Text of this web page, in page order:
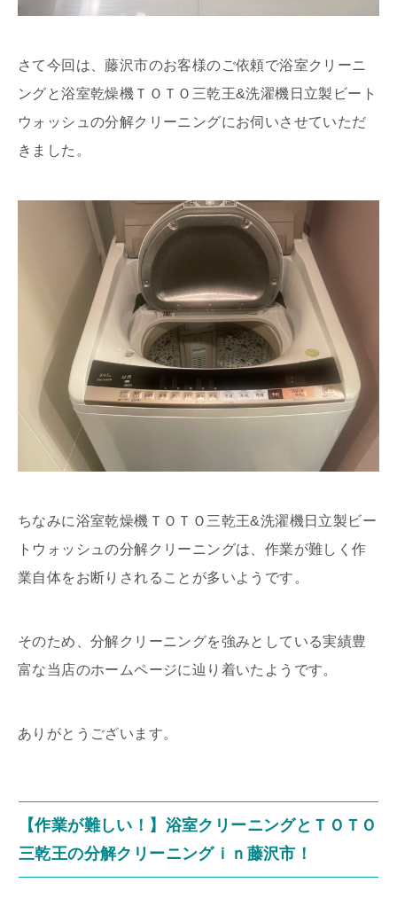
さて今回は、藤沢市のお客様のご依頼で浴室クリーニ
ングと浴室乾燥機ＴＯＴＯ三乾王&洗濯機日立製ビート
ウォッシュの分解クリーニングにお伺いさせていただ
きました。
ちなみに浴室乾燥機ＴＯＴＯ三乾王&洗濯機日立製ビー
トウォッシュの分解クリーニングは、作業が難しく作
業自体をお断りされることが多いようです。
そのため、分解クリーニングを強みとしている実績豊
富な当店のホームページに辿り着いたようです。
ありがとうございます。
【作業が難しい！】浴室クリーニングとＴＯＴＯ
三乾王の分解クリーニングｉｎ藤沢市！